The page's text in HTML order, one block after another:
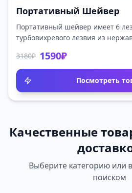
Портативный Шейвер
Портативный шейвер имеет 6
турбовихревого лезвия из
ножей с двойным кольцом 3D.
ежедневного применения.
3180₽ 1590₽
Посмотреть
Качественные
Выберите категорию или
поиском